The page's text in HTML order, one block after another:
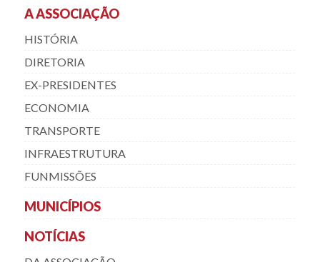
A ASSOCIAÇÃO
HISTÓRIA
DIRETORIA
EX-PRESIDENTES
ECONOMIA
TRANSPORTE
INFRAESTRUTURA
FUNMISSÕES
MUNICÍPIOS
NOTÍCIAS